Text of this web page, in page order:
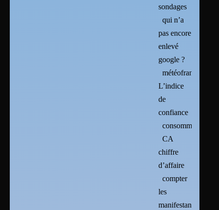
sondages
qui n’a
pas encore
enlevé
google ?
météofrance :
L’indice
de
confiance
consommation
CA
chiffre
d’affaire
compter
les
manifestants